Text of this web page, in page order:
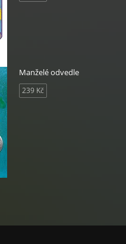
Manželé odvedle
239 Kč